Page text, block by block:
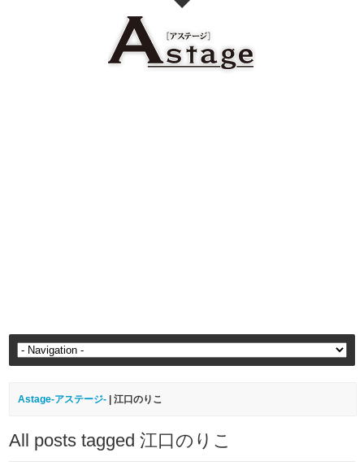
Astage-アステージ- |江口のりこ
All posts tagged 江口のりこ